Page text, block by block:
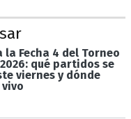
la Fecha 4 del Torneo
qué partidos se
viernes y dónde